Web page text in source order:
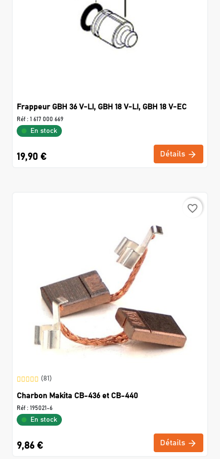
Frappeur GBH 36 V-LI, GBH 18 V-LI, GBH 18 V-EC
Réf : 1 617 000 669
En stock
19,90 € Détails
favorite_border
(81)
Charbon Makita CB-436 et CB-440
Réf : 195021-6
En stock
9,86 € Détails